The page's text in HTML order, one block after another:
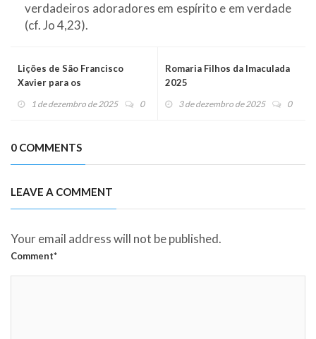
verdadeiros adoradores em espírito e em verdade
(cf. Jo 4,23).
Lições de São Francisco
Xavier para os
Atualidade
1 de dezembro de 2025 0
Romaria Filhos da Imaculada
2025
3 de dezembro de 2025 0
0 COMMENTS
LEAVE A COMMENT
Your email address will not be published.
Comment*